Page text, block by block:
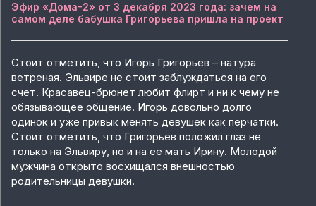
Эфир «Дома-2» от 3 декабря 2023 года: зачем на
самом деле бабушка Григорьева пришла на проект
Стоит отметить, что Игорь Григорьев – натура
ветреная. Эльвире не стоит заблуждаться на его
счет. Красавец-брюнет любит флирт и ни к чему не
обязывающее общение. Игорь довольно долго
одинок и уже привык менять девушек как перчатки.
Стоит отметить, что Григорьев положил глаз не
только на Эльвиру, но и на ее мать Ирину. Молодой
мужчина открыто восхищался внешностью
родительницы девушки.